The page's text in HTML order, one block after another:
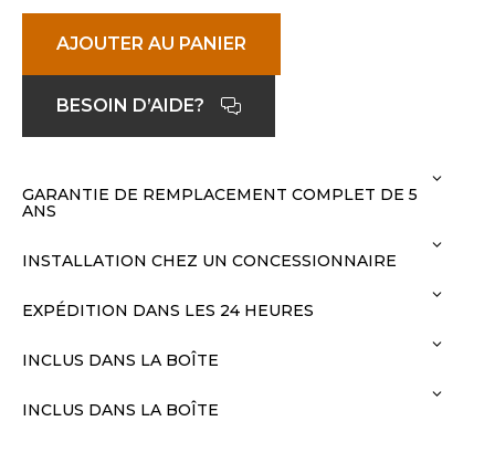
AJOUTER AU PANIER
BESOIN D’AIDE?
GARANTIE DE REMPLACEMENT COMPLET DE 5
ANS
INSTALLATION CHEZ UN CONCESSIONNAIRE
EXPÉDITION DANS LES 24 HEURES
INCLUS DANS LA BOÎTE
INCLUS DANS LA BOÎTE